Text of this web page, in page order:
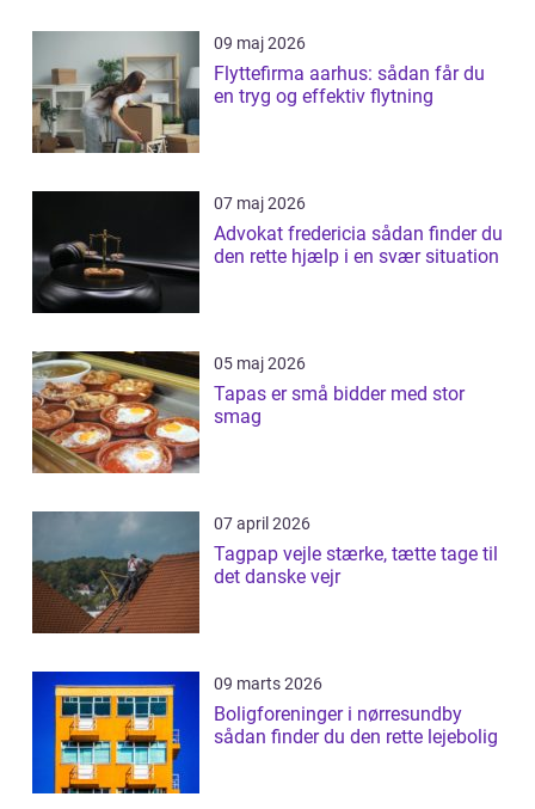
09 maj 2026
Flyttefirma aarhus: sådan får du
en tryg og effektiv flytning
07 maj 2026
Advokat fredericia sådan finder du
den rette hjælp i en svær situation
05 maj 2026
Tapas er små bidder med stor
smag
07 april 2026
Tagpap vejle stærke, tætte tage til
det danske vejr
09 marts 2026
Boligforeninger i nørresundby
sådan finder du den rette lejebolig